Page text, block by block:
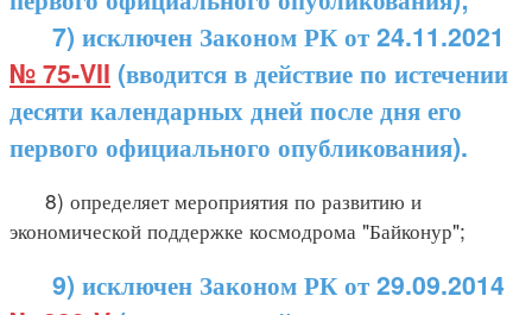
7) исключен Законом РК от 24.11.2021
№ 75-VII (вводится в действие по истечении
десяти календарных дней после дня его
первого официального опубликования).
8) определяет мероприятия по развитию и
экономической поддержке космодрома "Байконур";
9) исключен Законом РК от 29.09.2014